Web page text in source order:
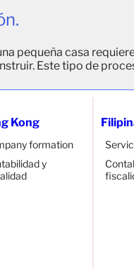
Kong
formation
y
pequeña casa
Este tipo de
y servicio de
de proyectos,
de construcción.
científicos y